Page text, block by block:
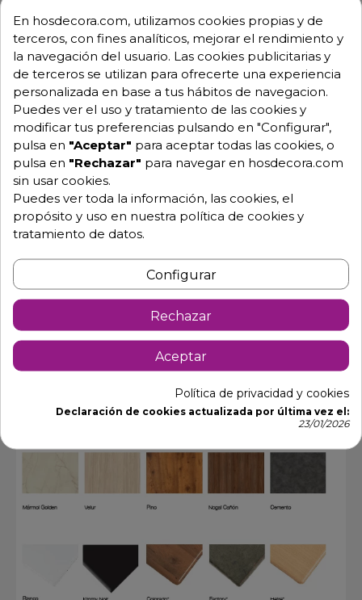
con base hierro fundido revestido de acero inox y
tubo de aluminio anodizado, modelo Berzosa
- Medidas de los tableros: 110x70, 120x80 cm
- Altura de la mesa: 74 cm
- Ideal para terrazas
- Base hierro fundido revestido de acero inoxidable y
tubo de aluminio anodizado
- Patas regulables
** Necesita montaje
En hosdecora.com, utilizamos cookies propias y de
terceros, con fines analíticos, mejorar el rendimiento y
la navegación del usuario. Las cookies publicitarias y
de terceros se utilizan para ofrecerte una experiencia
personalizada en base a tus hábitos de navegacion.
Puedes ver el uso y tratamiento de las cookies y
modificar tus preferencias pulsando en "Configurar",
pulsa en "Aceptar" para aceptar todas las cookies, o
pulsa en "Rechazar" para navegar en hosdecora.com
sin usar cookies.
Puedes ver toda la información, las cookies, el
propósito y uso en nuestra política de cookies y
tratamiento de datos.
Configurar
Rechazar
Aceptar
Política de privacidad y cookies
Declaración de cookies actualizada por última vez el:
23/01/2026